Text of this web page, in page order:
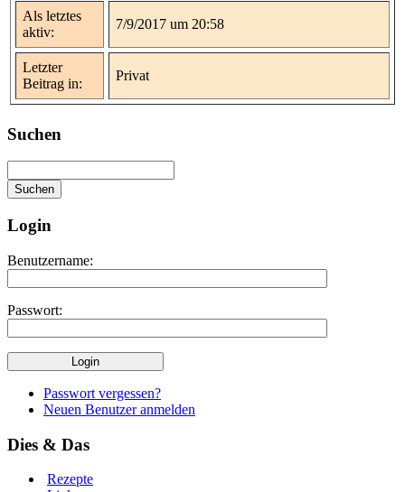
Als letztes
aktiv:
7/9/2017 um 20:58
Letzter
Beitrag in:
Privat
Suchen
Login
Benutzername:
Passwort:
Passwort vergessen?
Neuen Benutzer anmelden
Dies & Das
Rezepte